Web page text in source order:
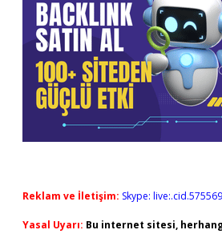
Reklam ve İletişim: Skype:
Yasal Uyarı: Bu internet sitesi,